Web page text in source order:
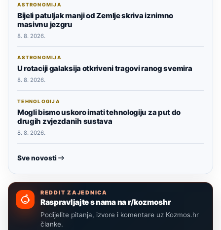
ASTRONOMIJA
Bijeli patuljak manji od Zemlje skriva iznimno
masivnu jezgru
8. 8. 2026.
ASTRONOMIJA
U rotaciji galaksija otkriveni tragovi ranog svemira
8. 8. 2026.
TEHNOLOGIJA
Mogli bismo uskoro imati tehnologiju za put do
drugih zvjezdanih sustava
8. 8. 2026.
Sve novosti
REDDIT ZAJEDNICA
Raspravljajte s nama na r/kozmoshr
Podijelite pitanja, izvore i komentare uz Kozmos.hr
članke.